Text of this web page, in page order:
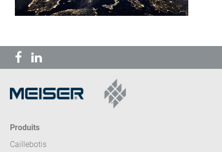
Produits
Caillebotis